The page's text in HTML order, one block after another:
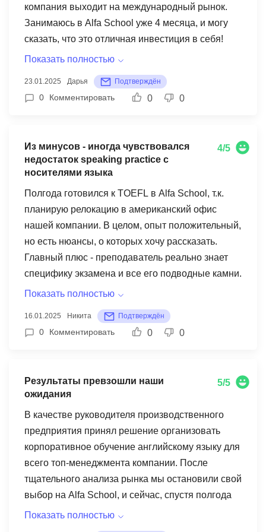
в любое время - я обычно беру уроки вечером
после работы, что очень удобно!
формате экзамена. Также программа могла бы
включать больше практики с различными
акцентами английского языка для секции
Listening. Тем не менее, итоговый результат
поставленным целям.
компания выходит на международный рынок.
Занимаюсь в Alfa School уже 4 месяца, и могу
сказать, что это отличная инвестиция в себя!
Преподаватель - настоящий эксперт в business
реальными бизнес-кейсами. Очень круто, что
много внимания уделяется именно практике
технические неполадки на платформе немного
выбивают из колеи - бывают проблемы со
бы больше групповых активностей для практики
переговоров и совещаний - пока в основном
работаем one-to-one. Тем не менее, прогресс
заметен - уже увереннее себя чувствую на
митингах с иностранными коллегами. Хороший
курс, но есть свои нюансы.
Показать полностью
23.01.2025 Дарья Подтверждён
0 Комментировать 0 0
Из минусов - иногда чувствовался
недостаток speaking practice с
носителями языка
4/5
Полгода готовился к TOEFL в Alfa School, т.к.
планирую релокацию в американский офис
нашей компании. В целом, опыт положительный,
но есть нюансы, о которых хочу рассказать.
Главный плюс - преподаватель реально знает
специфику экзамена и все его подводные камни.
Мы детально разбирали каждый раздел,
стороной. Система подготовки четко выстроена,
много практики с реальными заданиями
языка. Хотя преподаватель отлично владеет
английским, для полного погружения в
американский акцент этого немного не хватало.
Тем не менее, результатом доволен - сдал на 98
баллов, что более чем достаточно для моих
целей. Нормально, но есть куда расти. P.S.
Особая благодарность за гибкий график - мог
заниматься в перерывах между митингами.
Показать полностью
16.01.2025 Никита Подтверждён
0 Комментировать 0 0
Результаты превзошли наши
ожидания
5/5
В качестве руководителя производственного
предприятия принял решение организовать
корпоративное обучение английскому языку для
всего топ-менеджмента компании. После
тщательного анализа рынка мы остановили свой
выбор на Alfa School, и сейчас, спустя полгода
занятий, могу с уверенностью сказать, что это
Показать полностью